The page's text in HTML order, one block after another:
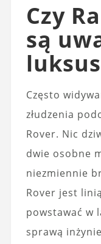
Czy
są
Często
złudzenia
Rover. Nic
dwie osobne
niezmiennie
Rover jest
powstawać w
sprawą